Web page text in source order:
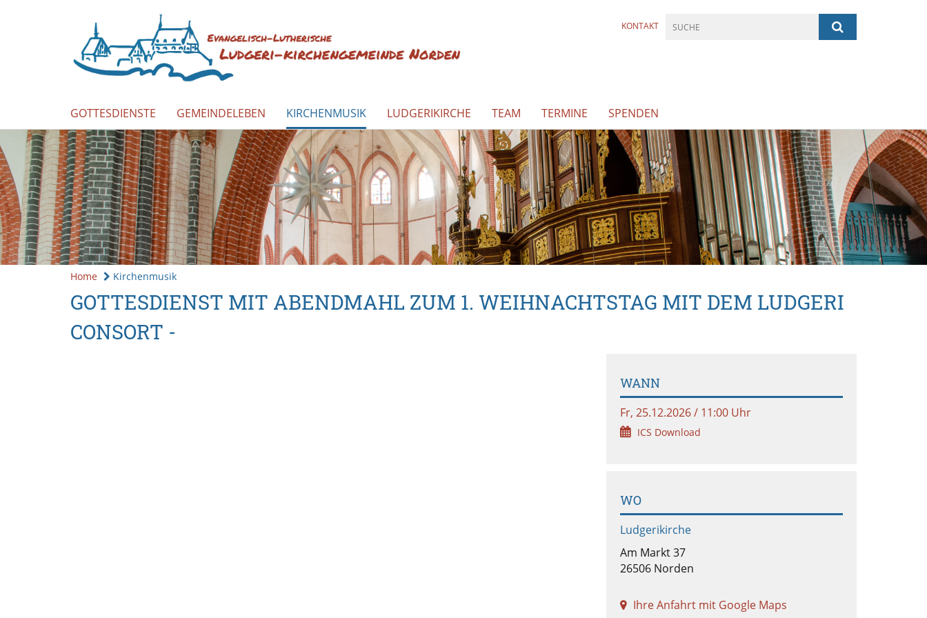
KONTAKT
GOTTESDIENSTE GEMEINDELEBEN KIRCHENMUSIK LUDGERIKIRCHE TEAM TERMINE SPENDEN
Home Kirchenmusik
GOTTESDIENST MIT ABENDMAHL ZUM 1. WEIHNACHTSTAG MIT DEM LUDGERI
CONSORT -
WANN
Fr, 25.12.2026 / 11:00 Uhr
ICS Download
WO
Ludgerikirche
Am Markt 37
26506 Norden
Ihre Anfahrt mit Google Maps